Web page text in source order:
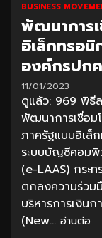
BUSINESS
พัฒนาการ
อิเล็กทรอ
องค์กรปก
11/01/2023
ดูแล้ว: 969 พิธี
พัฒนาการเชื่อม
ภาครัฐแบบอิเล็
ระบบบัญชีคอม
(e-LAAS) กระ
ตกลงความร่วม
บริหารการเงิน
(New... อ่านต่อ